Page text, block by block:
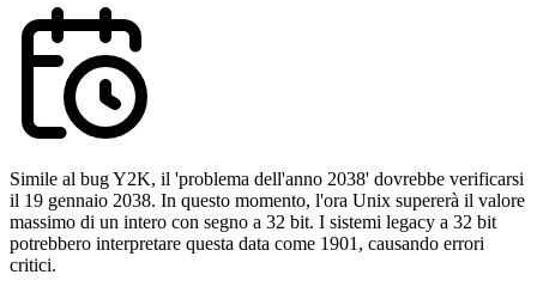
Simile al bug Y2K, il 'problema dell'anno 2038' dovrebbe verificarsi
il 19 gennaio 2038. In questo momento, l'ora Unix supererà il valore
massimo di un intero con segno a 32 bit. I sistemi legacy a 32 bit
potrebbero interpretare questa data come 1901, causando errori
critici.